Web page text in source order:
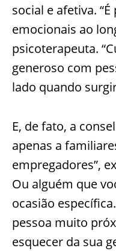
social e afetiva.
emocionais ao
psicoterapeuta.
generoso com
lado quando
E, de fato, a
apenas a
empregadores”,
Ou alguém que
ocasião
pessoa muito
esquecer da sua